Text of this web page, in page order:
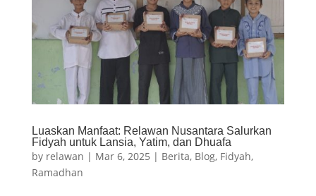
Luaskan Manfaat: Relawan Nusantara Salurkan
Fidyah untuk Lansia, Yatim, dan Dhuafa
by relawan | Mar 6, 2025 | Berita, Blog, Fidyah,
Ramadhan